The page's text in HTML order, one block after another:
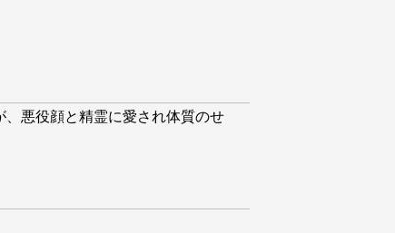
悪役顔と精霊に愛され体質のせ